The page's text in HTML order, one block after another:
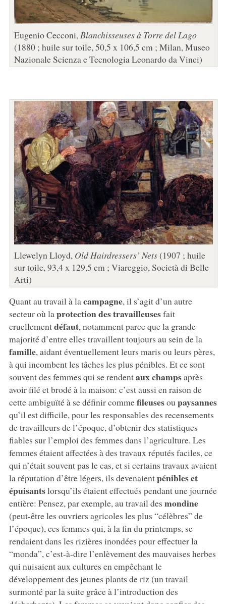
Eugenio Cecconi, Blanchisseuses à Torre del Lago
(1880 ; huile sur toile, 50,5 x 106,5 cm ; Milan, Museo
Nazionale Scienza e Tecnologia Leonardo da Vinci)
Llewelyn Lloyd, Old Hairdressers’ Nets(1907 ; huile
sur toile, 93,4 x 129,5 cm ; Viareggio, Società di Belle
Arti)
Quant au travail à la campagne, il s’agit d’un autre
secteur où la protection des travailleusesfait
cruellementdéfaut, notamment parce que la grande
majorité d’entre elles travaillent toujours au sein de la
famille, aidant éventuellement leurs maris ou leurs pères,
à qui incombent les tâches les plus pénibles. Et ce sont
souvent des femmes qui se rendentaux champsaprès
avoir filé et brodé à la maison: c’est aussi en raison de
cette ambiguïté à se définir commefileusesou paysannes
qu’il est difficile, pour les responsables des recensements
de travailleurs de l’époque, d’obtenir des statistiques
fiables sur l’emploi des femmes dans l’agriculture. Les
femmes étaient affectées à des travaux réputés faciles, ce
qui n’était souvent pas le cas, et si certains travaux avaient
la réputation d’être légers, ils devenaientpénibles et
épuisantslorsqu’ils étaient effectués pendant une journée
entière: Pensez, par exemple, au travail des mondine
(peut-être les ouvriers agricoles les plus “célèbres” de
l’époque), ces femmes qui, à la fin du printemps, se
rendaient dans les rizières inondées pour effectuer la
“monda”, c’est-à-dire l’enlèvement des mauvaises herbes
qui nuisaient aux cultures en empêchant le
développement des jeunes plants de riz (un travail
surmonté par la suite grâce à l’introduction des